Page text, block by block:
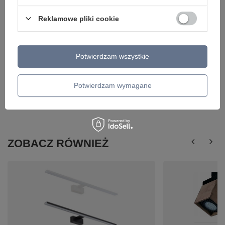
ZOBACZ RÓWNIEŻ
Reklamowe pliki cookie
Potwierdzam wymagane
Potwierdzam wszystkie